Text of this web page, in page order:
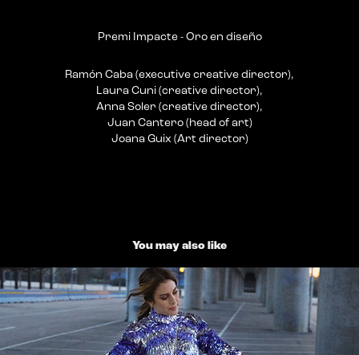
Premi Impacte - Oro en diseño
Ramón Caba (executive creative director),
Laura Cuni (creative director),
Anna Soler (creative director),
Juan Cantero (head of art)
Joana Guix (Art director)
You may also like